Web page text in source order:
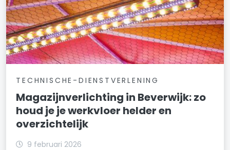
TECHNISCHE-DIENSTVERLENING
Magazijnverlichting in Beverwijk: zo
houd je je werkvloer helder en
overzichtelijk
9 februari 2026